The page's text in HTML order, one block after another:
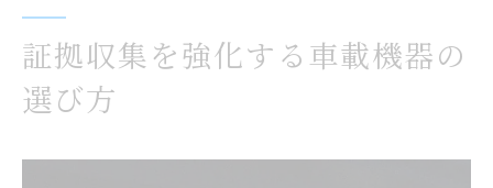
証拠収集を強化する車載機器の
選び方